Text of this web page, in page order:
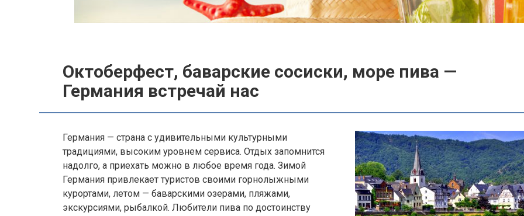
Октоберфест, баварские сосиски, море пива —
Германия встречай нас
Германия — страна с удивительными культурными
традициями, высоким уровнем сервиса. Отдых запомнится
надолго, а приехать можно в любое время года. Зимой
Германия привлекает туристов своими горнолыжными
курортами, летом — баварскими озерами, пляжами,
экскурсиями, рыбалкой. Любители пива по достоинству